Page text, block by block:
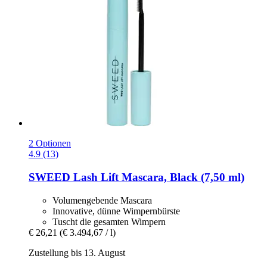
2 Optionen
4.9 (13)
SWEED Lash Lift Mascara, Black (7,50 ml)
Volumengebende Mascara
Innovative, dünne Wimpernbürste
Tuscht die gesamten Wimpern
€ 26,21 (€ 3.494,67 / l)
Zustellung bis 13. August